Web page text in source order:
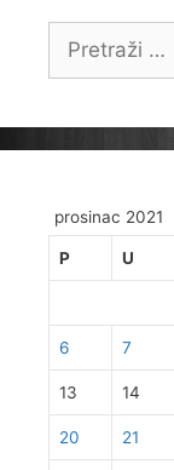
prosinac 2021
P U
6 7
13 14
20 21